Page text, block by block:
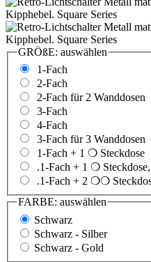
GRÖßE: auswählen
1-Fach
2-Fach
2-Fach für 2 Wanddosen
3-Fach
4-Fach
3-Fach für 3 Wanddosen
1-Fach + 1 ❍ Steckdose
.1-Fach + 1 ❍
.1-Fach + 2 ❍❍
FARBE: auswählen
Schwarz
Schwarz - Silber
Schwarz - Gold